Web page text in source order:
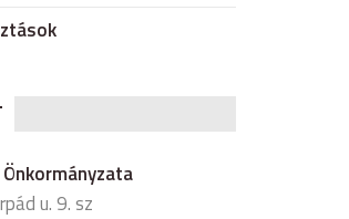
u. 9. sz